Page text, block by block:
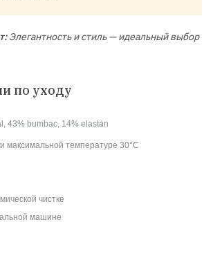
Элегантность и стиль — идеальный выбор
по уходу
, 43% bumbac, 14% elastan
максимальной температуре 30°C
чистке
машине